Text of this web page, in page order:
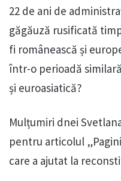
22 de ani de
găgăuză rusificată
fi românească și
într-o perioadă
și euroasiatică?
Mulțumiri dnei
pentru articolul
care a ajutat la